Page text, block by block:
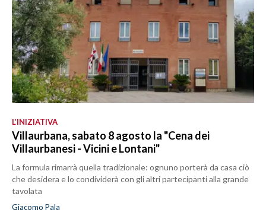
L’INIZIATIVA
Villaurbana, sabato 8 agosto la "Cena dei
Villaurbanesi - Vicini e Lontani"
La formula rimarrà quella tradizionale: ognuno porterà da casa ciò
che desidera e lo condividerà con gli altri partecipanti alla grande
tavolata
Giacomo Pala